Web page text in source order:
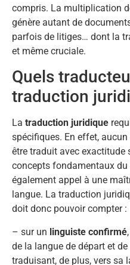
compris. La multiplication
génère autant de
parfois de litiges… dont la
et même cruciale.
Quels
traduction
La traduction juridique
spécifiques. En effet,
être traduit avec exactitude
concepts fondamentaux
également appel à une
langue. La traduction
doit donc pouvoir compter :
– sur un linguiste confirmé
de la langue de départ et de
traduisant, de plus, vers sa